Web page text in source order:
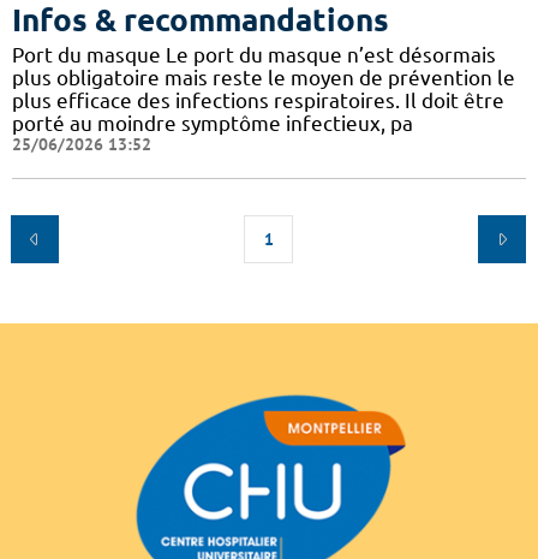
Infos & recommandations
Port du masque Le port du masque n’est désormais
plus obligatoire mais reste le moyen de prévention le
plus efficace des infections respiratoires. Il doit être
porté au moindre symptôme infectieux, pa
25/06/2026 13:52
1